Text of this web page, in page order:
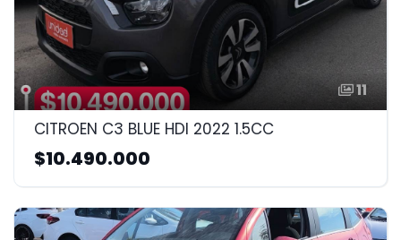
11
CITROEN C3 BLUE HDI 2022 1.5CC
$10.490.000